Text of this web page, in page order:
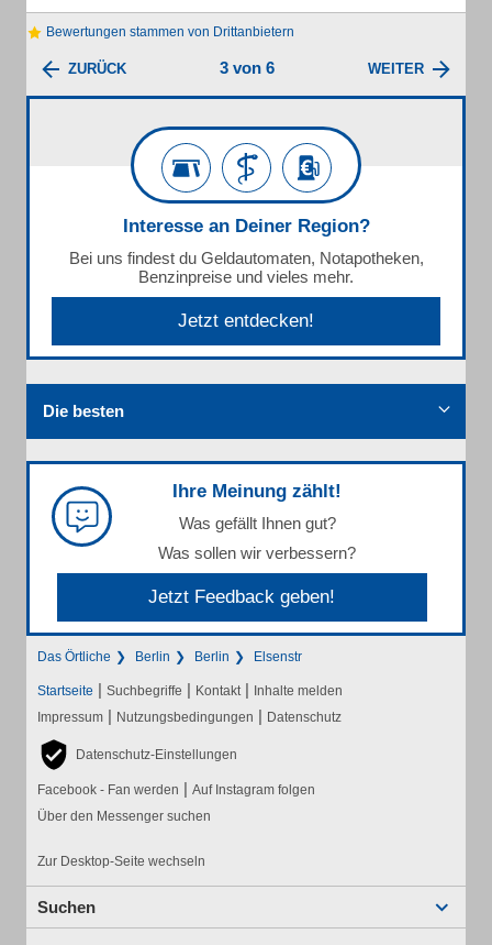
Bewertungen stammen von Drittanbietern
ZURÜCK 3 von 6 WEITER
Interesse an Deiner Region?
Bei uns findest du Geldautomaten, Notapotheken,
Benzinpreise und vieles mehr.
Jetzt entdecken!
Die besten
Ihre Meinung zählt!
Was gefällt Ihnen gut?
Was sollen wir verbessern?
Jetzt Feedback geben!
Das Örtliche Berlin Berlin Elsenstr
Startseite | Suchbegriffe | Kontakt | Inhalte melden
Impressum | Nutzungsbedingungen | Datenschutz
Datenschutz-Einstellungen
Facebook - Fan werden | Auf Instagram folgen
Über den Messenger suchen
Zur Desktop-Seite wechseln
Suchen